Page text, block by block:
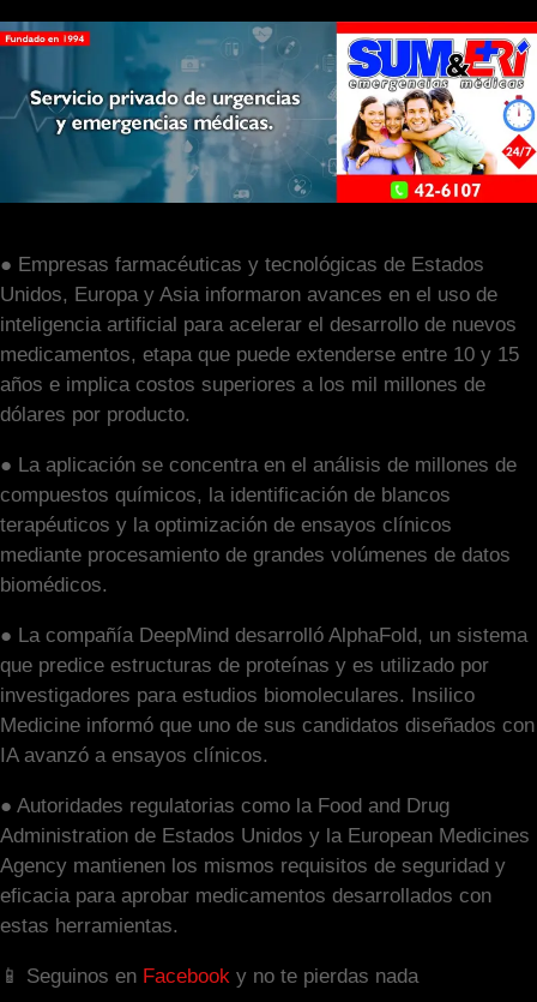
● Empresas farmacéuticas y tecnológicas de Estados
Unidos, Europa y Asia informaron avances en el uso de
inteligencia artificial para acelerar el desarrollo de nuevos
medicamentos, etapa que puede extenderse entre 10 y 15
años e implica costos superiores a los mil millones de
dólares por producto.
● La aplicación se concentra en el análisis de millones de
compuestos químicos, la identificación de blancos
terapéuticos y la optimización de ensayos clínicos
mediante procesamiento de grandes volúmenes de datos
biomédicos.
● La compañía DeepMind desarrolló AlphaFold, un sistema
que predice estructuras de proteínas y es utilizado por
investigadores para estudios biomoleculares. Insilico
Medicine informó que uno de sus candidatos diseñados con
IA avanzó a ensayos clínicos.
● Autoridades regulatorias como la Food and Drug
Administration de Estados Unidos y la European Medicines
Agency mantienen los mismos requisitos de seguridad y
eficacia para aprobar medicamentos desarrollados con
estas herramientas.
📱 Seguinos en Facebook y no te pierdas nada